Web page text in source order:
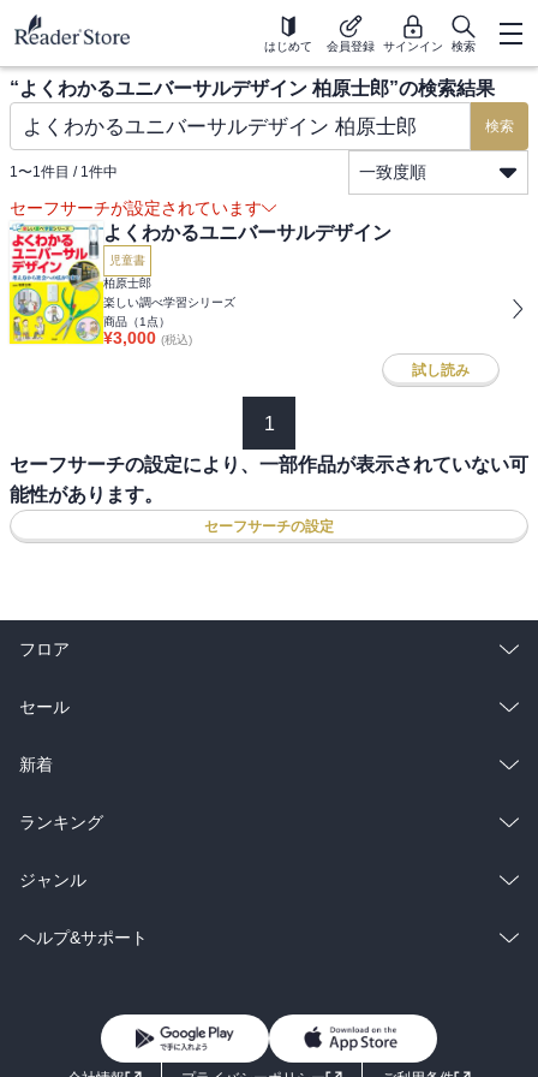
はじめて 会員登録 サインイン 検索
“よくわかるユニバーサルデザイン 柏原士郎”の検索結果
検索
1〜1件目 / 1件中
一致度順
セーフサーチが設定されています
よくわかるユニバーサルデザイン
児童書
柏原士郎
楽しい調べ学習シリーズ
商品（1 点）
¥3,000 (税込)
試し読み
1
セーフサーチの設定により、一部作品が表示されていない可
能性があります。
セーフサーチの設定
フロア
総合
ラノベ
雑誌・グラビア
BL・TL
セール
総合
ラノベ
雑誌・グラビア
BL・TL
新着
総合
ラノベ
雑誌・グラビア
ランキング
総合
ラノベ
ジャンル
コミック
ライトノベル 男子向けラノベ
ヘルプ&サポート
よくあるご質問
お問い合わせ